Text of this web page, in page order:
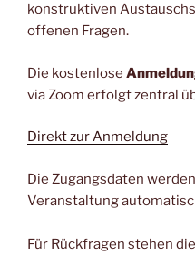
konstruktiven
offenen Fragen.
Die kostenlose
via Zoom erfolgt zentral
Direkt zur Anmeldung
Die Zugangsdaten
Veranstaltung
Für Rückfragen stehen